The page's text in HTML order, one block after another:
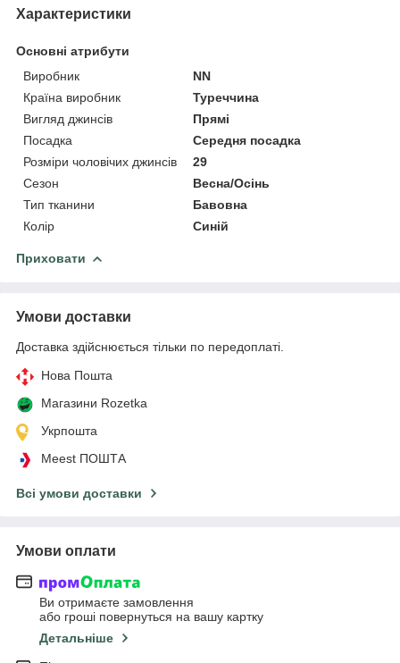
Характеристики
Основні атрибути
Виробник
NN
Країна виробник
Туреччина
Вигляд джинсів
Прямі
Посадка
Середня посадка
Розміри чоловічих джинсів
29
Сезон
Весна/Осінь
Тип тканини
Бавовна
Колір
Синій
Приховати
Умови доставки
Доставка здійснюється тільки по передоплаті.
Нова Пошта
Магазини Rozetka
Укрпошта
Meest ПОШТА
Всі умови доставки
Умови оплати
Ви отримаєте замовлення
або гроші повернуться на вашу картку
Детальніше